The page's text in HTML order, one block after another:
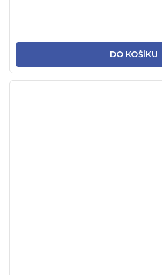
DO KOŠÍKU